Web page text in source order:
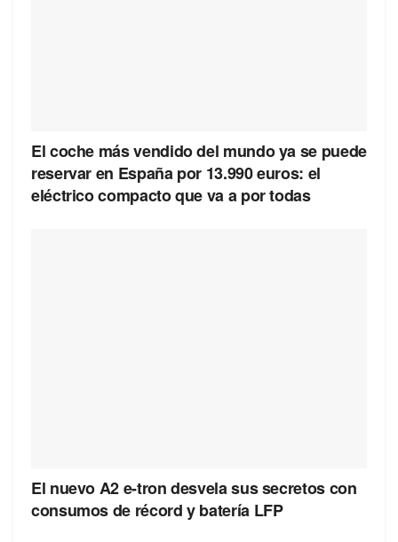
El coche más vendido del mundo ya se puede
reservar en España por 13.990 euros: el
eléctrico compacto que va a por todas
El nuevo A2 e-tron desvela sus secretos con
consumos de récord y batería LFP